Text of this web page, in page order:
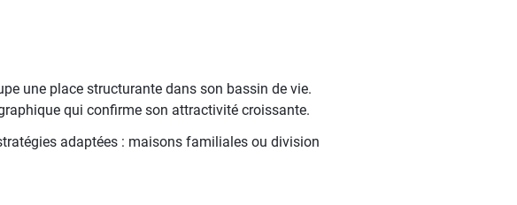
une place structurante dans son bassin de vie.
qui confirme son attractivité croissante.
adaptées : maisons familiales ou division